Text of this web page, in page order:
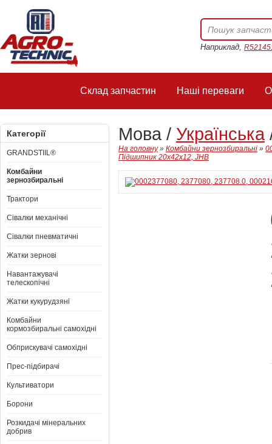
Наприклад,
Склад запчастин Наші переваги
Категорії
GRANDSTIIL®
Комбайни
зернозбиральні
Трактори
Сівалки механічні
Сівалки пневматичні
Жатки зернові
Навантажувачі
телескопічні
Жатки кукурудзяні
Комбайни
кормозбиральні самохідні
Обприскувачі самохідні
Прес-підбирачі
Культиватори
Борони
Розкидачі мінеральних
добрив
Мова / Українська
На головну» Комбайни зернозбиральні »
Підшипник 20x42x12, JHB